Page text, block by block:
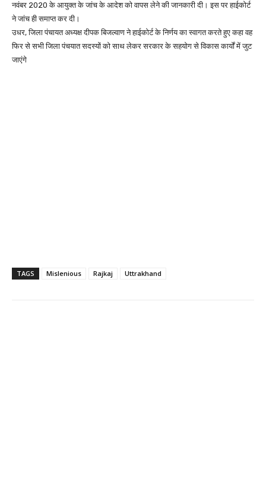
नवंबर 2020 के आयुक्त के जांच के आदेश को वापस लेने की जानकारी दी। इस पर हाईकोर्ट
ने जांच ही समाप्त कर दी।
उधर, जिला पंचायत अध्यक्ष दीपक बिजल्वाण ने हाईकोर्ट के निर्णय का स्वागत करते हुए कहा वह
फिर से सभी जिला पंचयात सदस्यों को साथ लेकर सरकार के सहयोग से विकास कार्यों में जुट
जाएंगे
TAGS Mislenious Rajkaj Uttrakhand